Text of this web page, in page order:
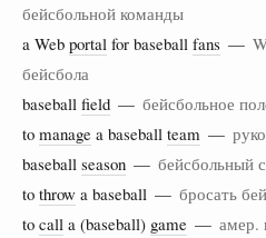
бейсбольной команды
a Web portal for baseball fans —
бейсбола
baseball field — бейсбольное
to manage a baseball team —
baseball season — бейсбольный
to throw a baseball — бросать
to call a (baseball) game — амер.